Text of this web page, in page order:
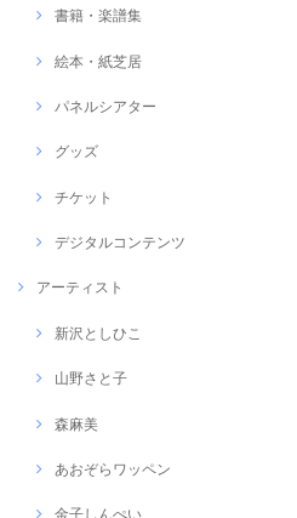
書籍・楽譜集
絵本・紙芝居
パネルシアター
グッズ
チケット
デジタルコンテンツ
アーティスト
新沢としひこ
山野さと子
森麻美
あおぞらワッペン
金子しんぺい